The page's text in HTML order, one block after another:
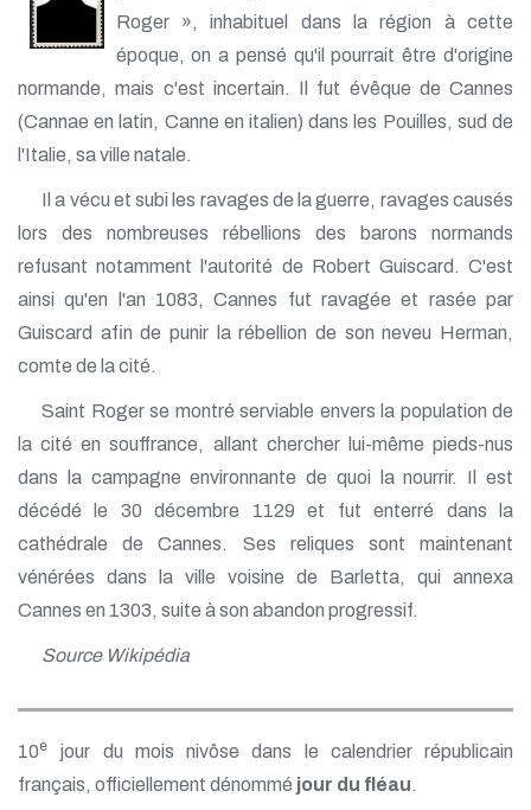
Roger », inhabituel dans la région à cette
époque, on a pensé qu'il pourrait être d'origine
normande, mais c'est incertain. Il fut évêque de Cannes
(Cannae en latin, Canne en italien) dans les Pouilles, sud de
l'Italie, sa ville natale.
Il a vécu et subi les ravages de la guerre, ravages causés
lors des nombreuses rébellions des barons normands
refusant notamment l'autorité de Robert Guiscard. C'est
ainsi qu'en l'an 1083, Cannes fut ravagée et rasée par
Guiscard afin de punir la rébellion de son neveu Herman,
comte de la cité.
Saint Roger se montré serviable envers la population de
la cité en souffrance, allant chercher lui-même pieds-nus
dans la campagne environnante de quoi la nourrir. Il est
décédé le 30 décembre 1129 et fut enterré dans la
cathédrale de Cannes. Ses reliques sont maintenant
vénérées dans la ville voisine de Barletta, qui annexa
Cannes en 1303, suite à son abandon progressif.
Source Wikipédia
10e
jour du mois nivôse dans le calendrier républicain
français, officiellement dénommé jour du fléau.